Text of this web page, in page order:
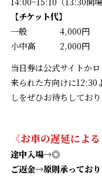
【チケット代】
一般 4,000円
小中高 2,000円
当日券は公式サイトか
来られた方向けに12:30
しをぜひお待ちしており
《お車の遅延によ
途中入場→◎
ご返金→原則承っており